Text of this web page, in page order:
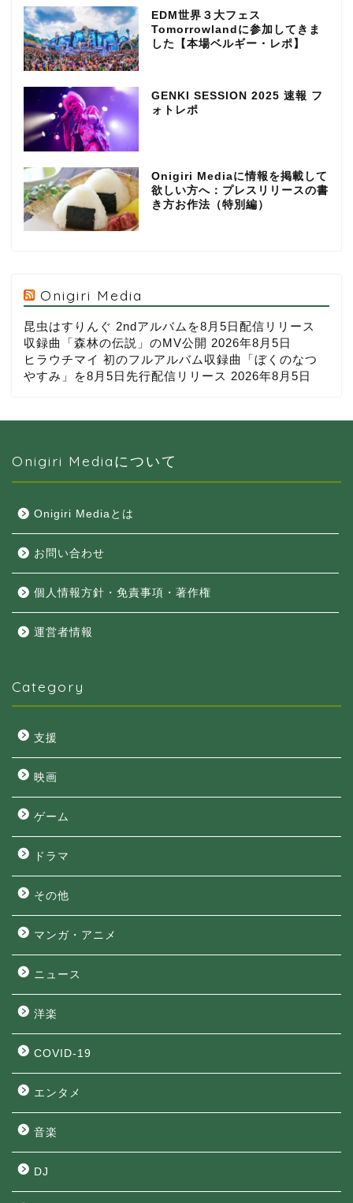
EDM世界３大フェス
Tomorrowlandに参加してきま
した【本場ベルギー・レポ】
GENKI SESSION 2025 速報 フ
ォトレポ
Onigiri Mediaに情報を掲載して
欲しい方へ：プレスリリースの書
き方お作法（特別編）
Onigiri Media
昆虫はすりんぐ 2ndアルバムを8月5日配信リリース
収録曲「森林の伝説」のMV公開 2026年8月5日
ヒラウチマイ 初のフルアルバム収録曲「ぼくのなつ
やすみ」を8月5日先行配信リリース 2026年8月5日
Onigiri Mediaについて
Onigiri Mediaとは
お問い合わせ
個人情報方針・免責事項・著作権
運営者情報
Category
支援
映画
ゲーム
ドラマ
その他
マンガ・アニメ
ニュース
洋楽
COVID-19
エンタメ
音楽
DJ